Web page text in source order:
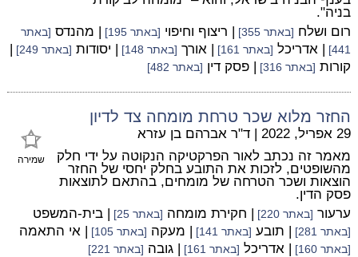
בניה".
רום ושלח [באתר 355] | ריצוף וחיפוי [באתר 195] | מהנדס [באתר
441]
| אדריכל [באתר 161] | אורך [באתר 148] | יסודות [באתר 249]
|
קורות [באתר 316] | פסק דין [באתר 482]
החזר מלוא שכר טרחת מומחה צד לדיון
שמירה
29 אפריל, 2022 | ד"ר אברהם בן עזרא
מאמר זה נכתב לאור הפרקטיקה הנקוטה על ידי חלק
מהשופטים, לזכות את התובע בחלק יחסי של החזר
הוצאות ושכר הטרחה של מומחים, בהתאם לתוצאות
פסק הדין.
ערעור [באתר 220] | חקירת מומחה [באתר 25] | בית-המשפט
[באתר 281] | תובע [באתר 141] | מעקה [באתר 105] | אי התאמה
[באתר 160] | אדריכל [באתר 161] | גובה [באתר 221]